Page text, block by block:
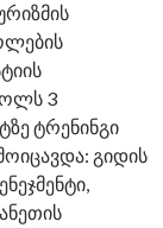
3
ტრენინგი
გიდის